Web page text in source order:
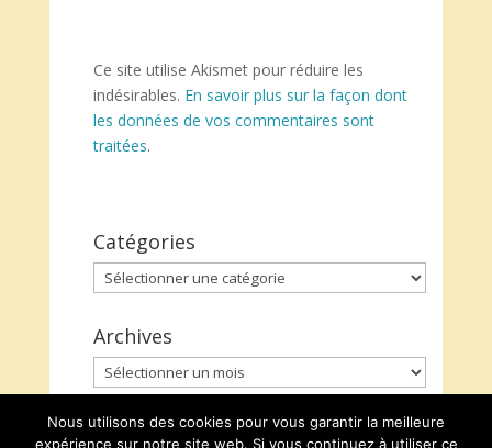
Ce site utilise Akismet pour réduire les
indésirables. En savoir plus sur la façon dont
les données de vos commentaires sont
traitées.
Catégories
Catégories
Archives
Archives
Nous utilisons des cookies pour vous garantir la meilleure
expérience sur notre site web. Si vous continuez à utiliser ce